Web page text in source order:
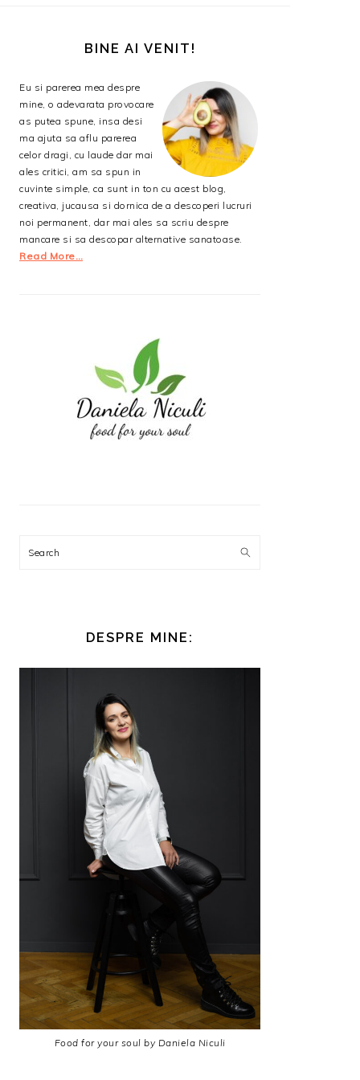
PRINCIPALĂBINE AI VENIT!
Eu si parerea mea despre
mine, o adevarata provocare
as putea spune, insa desi
ma ajuta sa aflu parerea
celor dragi, cu laude dar mai
ales critici, am sa spun in
cuvinte simple, ca sunt in ton cu acest blog,
creativa, jucausa si dornica de a descoperi lucruri
noi permanent, dar mai ales sa scriu despre
mancare si sa descopar alternative sanatoase.
Read More…
Search
DESPRE MINE:
Food for your soul by Daniela Niculi